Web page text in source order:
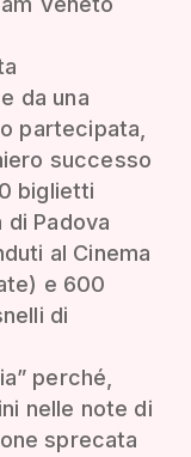
da una
partecipata,
successo
biglietti
Padova
al Cinema
e 600
di
perché,
nelle note di
sprecata